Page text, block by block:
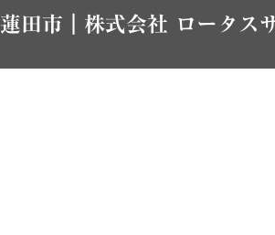
蓮田市｜株式会社 ロータス